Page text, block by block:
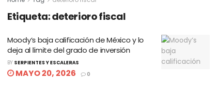
Etiqueta:deterioro fiscal
Moody’s baja calificación de México y lo
deja al límite del grado de inversión
BY SERPIENTES Y ESCALERAS
MAYO 20, 2026 0